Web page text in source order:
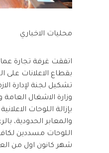
محليات الاخباري
اتفقت غرفة تجارة
بقطاع الاعلانات على
تشكيل لجنة لإدارة
وزارة الاشغال
بإزالة اللوحات
والمعابر الحدودية،
اللوحات مسددين
شهر كانون اول من